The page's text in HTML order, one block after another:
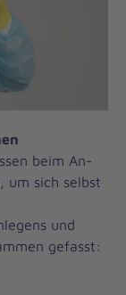
beim An-
um sich selbst
und
gefasst: